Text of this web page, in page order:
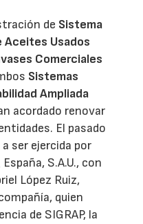
de Sistema
Aceites Usados
Comerciales
Sistemas
Ampliada
acordado renovar
El pasado
ser ejercida por
S.A.U., con
López Ruiz,
quien
de SIGRAP, la